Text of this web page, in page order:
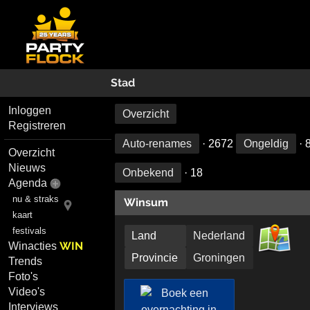
Stad
Inloggen
Registreren
Overzicht
Nieuws
Agenda
nu & straks
kaart
festivals
WinactiesWIN
Trends
Foto's
Video's
Interviews
Overzicht
Auto-renames · 2672 Ongeldig ·
Onbekend · 18
Winsum
Land
Nederland
Provincie
Groningen